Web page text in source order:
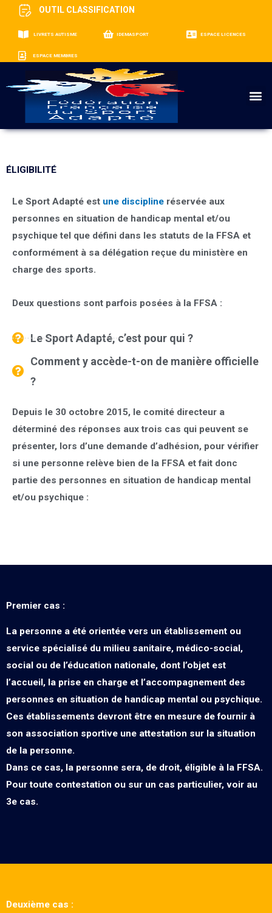
OUTIL CLASSIFICATION
LIVRETS AUTISME IDEMASPORT ESPACE LICENCES
ESPACE MEMBRES
ÉLIGIBILITÉ
Le Sport Adapté est une discipline réservée aux
personnes en situation de handicap mental et/ou
psychique tel que défini dans les statuts de la FFSA et
conformément à sa délégation reçue du ministère en
charge des sports.
Deux questions sont parfois posées à la FFSA :
Le Sport Adapté, c’est pour qui ?
Comment y accède-t-on de manière officielle
?
Depuis le 30 octobre 2015, le comité directeur a
déterminé des réponses auxtrois cas qui peuvent se
présenter, lors d’une demande d’adhésion, pour vérifier
si une personne relève bien de la FFSA et fait donc
partie des personnes en situation de handicap mental
et/ou psychique :
Premier cas :
La personne a été orientée vers un établissement ou
service spécialisé du milieu sanitaire, médico-social,
social ou de l’éducation nationale, dont l’objet est
l’accueil, la prise en charge et l’accompagnement des
personnes en situation de handicap mental ou psychique.
Ces établissements devront être en mesure de fournir à
son association sportive une attestation sur la situation
de la personne.
Dans ce cas, la personne sera, de droit, éligible à la FFSA.
Pour toute contestation ou sur un cas particulier, voir au
3e cas.
Deuxième cas :